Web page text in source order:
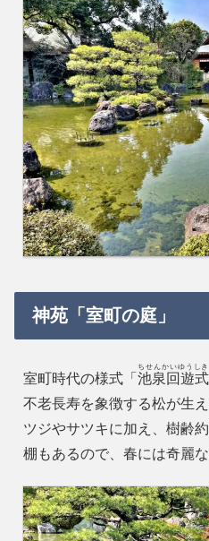
神苑「室町の庭」
室町時代の様式「 池泉回遊式
ちせんかいゆうしき
不老長寿を象徴する松が生
ツジやサツキに加え、樹齢
棚もあるので、春には奇麗